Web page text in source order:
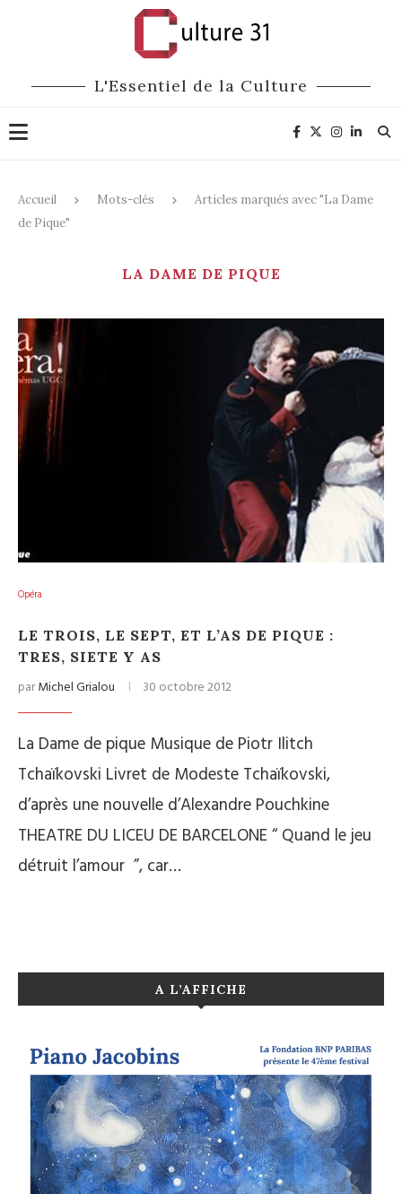
L'Essentiel de la Culture
Accueil Mots-clés
Articles marqués avec "La Dame
de Pique"
LA DAME DE PIQUE
Opéra
LE TROIS, LE SEPT, ET L’AS DE PIQUE :
TRES, SIETE Y AS
parMichel Grialou 30 octobre 2012
La Dame de pique Musique de Piotr Ilitch
Tchaïkovski Livret de Modeste Tchaïkovski,
d’après une nouvelle d’Alexandre Pouchkine
THEATRE DU LICEU DE BARCELONE “ Quand le jeu
détruit l’amour ”, car…
A L’AFFICHE